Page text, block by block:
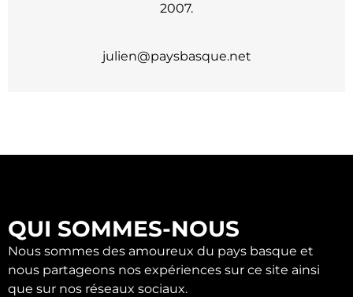
2007.
julien@paysbasque.net
QUI SOMMES-NOUS
Nous sommes des amoureux du pays basque et
nous partageons nos expériences sur ce site ainsi
que sur nos réseaux sociaux.